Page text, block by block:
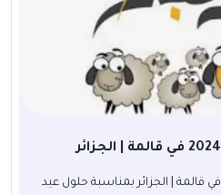
موعد صلاة عيد الأضحى 2024 في قالمة | الجزائر بمناسبة حلول عيد